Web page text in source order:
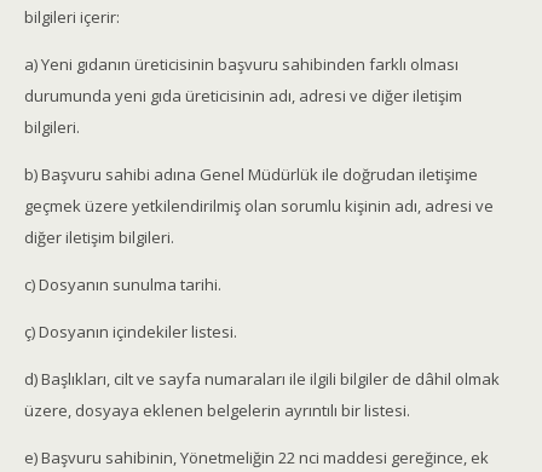
bilgileri içerir:
a) Yeni gıdanın üreticisinin başvuru sahibinden farklı olması
durumunda yeni gıda üreticisinin adı, adresi ve diğer iletişim
bilgileri.
b) Başvuru sahibi adına Genel Müdürlük ile doğrudan iletişime
geçmek üzere yetkilendirilmiş olan sorumlu kişinin adı, adresi ve
diğer iletişim bilgileri.
c) Dosyanın sunulma tarihi.
ç) Dosyanın içindekiler listesi.
d) Başlıkları, cilt ve sayfa numaraları ile ilgili bilgiler de dâhil olmak
üzere, dosyaya eklenen belgelerin ayrıntılı bir listesi.
e) Başvuru sahibinin, Yönetmeliğin 22 nci maddesi gereğince, ek